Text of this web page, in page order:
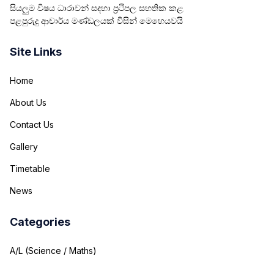
සියලුම විෂය ධාරාවන් සදහා ප්‍රථිපල සහතික කළ
පළපුරුදු ආචාර්ය මණ්ඩලයක් විසින් මෙහෙයවයි
Site Links
Home
About Us
Contact Us
Gallery
Timetable
News
Categories
A/L (Science / Maths)